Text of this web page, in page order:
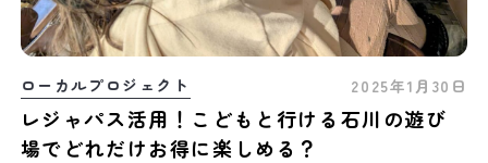
ローカルプロジェクト 2025年1月30日
レジャパス活用！こどもと行ける石川の遊び
場でどれだけお得に楽しめる？